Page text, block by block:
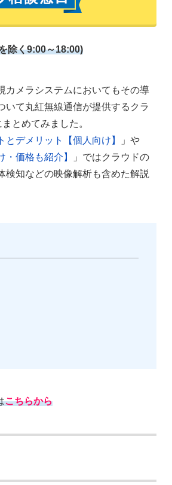
除く9:00～18:00)
カメラシステムにおいてもその導
いて丸紅無線通信が提供するクラ
とめてみました。
デメリット【個人向け】
」や
価格も紹介】
」ではクラウドの
検知などの映像解析も含めた解説
こちらから